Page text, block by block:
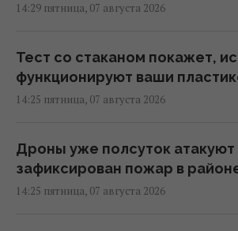
14:29 пятница, 07 августа 2026
Тест со стаканом покажет,
функционируют ваши
14:25 пятница, 07 августа 2026
Дроны уже полсуток
зафиксирован пожар в
14:25 пятница, 07 августа 2026